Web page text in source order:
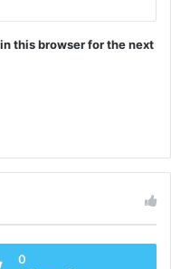
this browser for the next
0